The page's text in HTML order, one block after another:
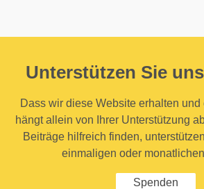
Unterstützen Sie
Dass wir diese Website erhalten
hängt allein von Ihrer Unterstützung
Beiträge hilfreich finden,
einmaligen oder
Spenden